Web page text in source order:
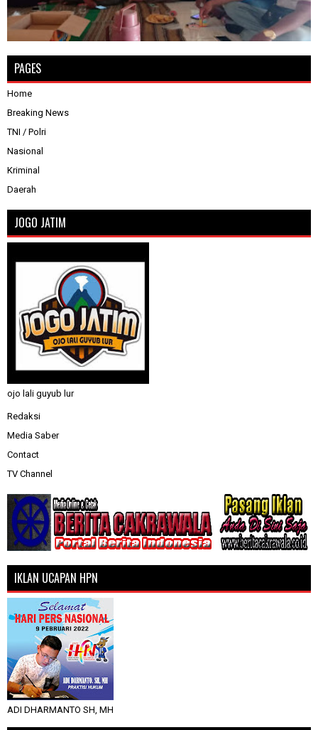
PAGES
Home
Breaking News
TNI / Polri
Nasional
Kriminal
Daerah
JOGO JATIM
ojo lali guyub lur
Redaksi
Media Saber
Contact
TV Channel
IKLAN UCAPAN HPN
ADI DHARMANTO SH, MH